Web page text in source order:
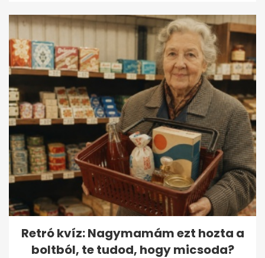
Retró kvíz: Nagymamám ezt hozta a
boltból, te tudod, hogy micsoda?